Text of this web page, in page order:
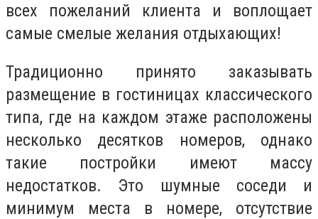
всех пожеланий клиента и воплощает
самые смелые желания отдыхающих!
Традиционно принято заказывать
размещение в гостиницах классического
типа, где на каждом этаже расположены
несколько десятков номеров, однако
такие постройки имеют массу
недостатков. Это шумные соседи и
минимум места в номере, отсутствие